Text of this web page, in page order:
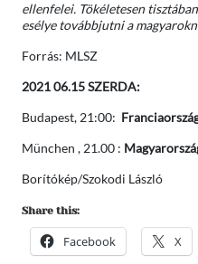
ellenfelei. Tökéletesen
esélye továbbjutni a
Forrás: MLSZ
2021 06.15 SZERDA:
Budapest, 21:00:
München , 21.00 :
Borítókép/Szokodi László
Share this:
Facebook X